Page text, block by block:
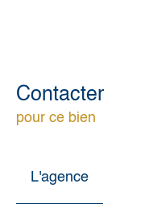
Contacter
pour ce bien
L'agence